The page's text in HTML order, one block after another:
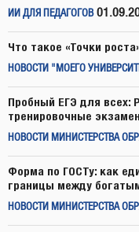
ИИ ДЛЯ ПЕДАГОГОВ
Что такое «Точки
НОВОСТИ "МОЕГО
Пробный ЕГЭ для всех:
тренировочные
НОВОСТИ МИНИСТЕРСТВА
Форма по ГОСТу: как
границы между
НОВОСТИ МИНИСТЕРСТВА